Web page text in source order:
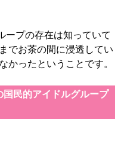
プの存在は知っていて
でお茶の間に浸透してい
かったということです。
国民的アイドルグループ